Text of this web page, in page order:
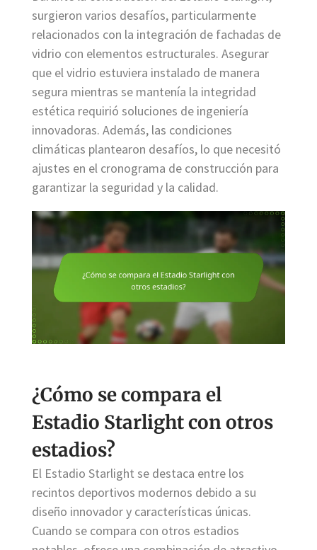
surgieron varios desafíos, particularmente
relacionados con la integración de fachadas de
vidrio con elementos estructurales. Asegurar
que el vidrio estuviera instalado de manera
segura mientras se mantenía la integridad
estética requirió soluciones de ingeniería
innovadoras. Además, las condiciones
climáticas plantearon desafíos, lo que necesitó
ajustes en el cronograma de construcción para
garantizar la seguridad y la calidad.
¿Cómo se compara el
Estadio Starlight con otros
estadios?
El Estadio Starlight se destaca entre los
recintos deportivos modernos debido a su
diseño innovador y características únicas.
Cuando se compara con otros estadios